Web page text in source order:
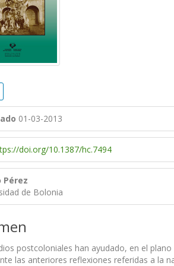
01-03-2013
doi.org/10.1387/hc.7494
Pérez
de Bolonia
postcoloniales han ayudado, en el
las anteriores reflexiones referidas a la